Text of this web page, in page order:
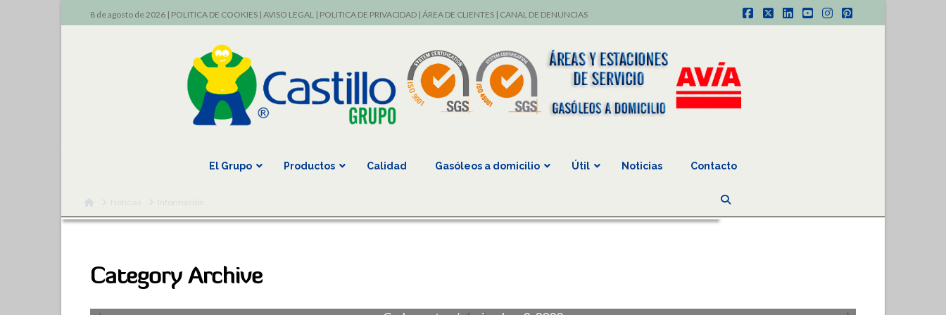
8 de agosto de 2026 | POLITICA DE COOKIES| AVISO LEGAL| POLITICA DE PRIVACIDAD| ÁREA DE CLIENTES| CANAL DE DENUNCIAS
Facebook
X LinkedIn
YouTube
Instagram
Pinterest
El Grupo Productos Calidad Gasóleos a domicilio Útil Noticias Contacto
HomeNoticias
Category Archive